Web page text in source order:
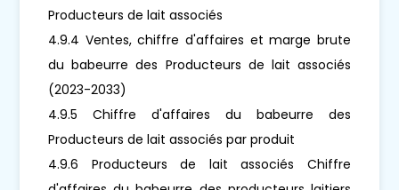
Producteurs de lait associés
4.9.4 Ventes, chiffre d'affaires et marge brute
du babeurre des Producteurs de lait associés
(2023-2033)
4.9.5 Chiffre d'affaires du babeurre des
Producteurs de lait associés par produit
4.9.6 Producteurs de lait associés Chiffre